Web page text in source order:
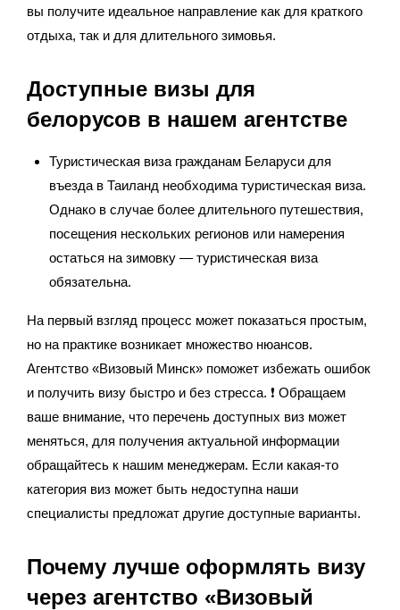
вы получите идеальное направление как для краткого
отдыха, так и для длительного зимовья.
Доступные визы для
белорусов в нашем агентстве
Туристическая виза гражданам Беларуси для
въезда в Таиланд необходима туристическая виза.
Однако в случае более длительного путешествия,
посещения нескольких регионов или намерения
остаться на зимовку — туристическая виза
обязательна.
На первый взгляд процесс может показаться простым,
но на практике возникает множество нюансов.
Агентство «Визовый Минск» поможет избежать ошибок
и получить визу быстро и без стресса. ❗ Обращаем
ваше внимание, что перечень доступных виз может
меняться, для получения актуальной информации
обращайтесь к нашим менеджерам. Если какая-то
категория виз может быть недоступна наши
специалисты предложат другие доступные варианты.
Почему лучше оформлять визу
через агентство «Визовый